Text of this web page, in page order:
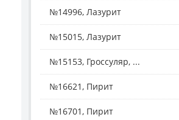
№14996, Лазурит
№15015, Лазурит
№15153, Гроссуляр, ...
№16621, Пирит
№16701, Пирит